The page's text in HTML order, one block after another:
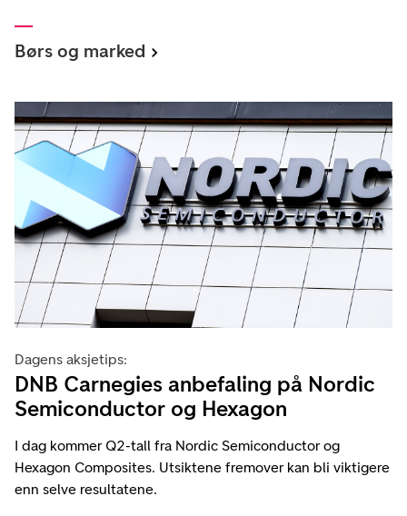
Børs og marked
Dagens aksjetips:
DNB Carnegies anbefaling på Nordic
Semiconductor og Hexagon
I dag kommer Q2-tall fra Nordic Semiconductor og
Hexagon Composites. Utsiktene fremover kan bli viktigere
enn selve resultatene.